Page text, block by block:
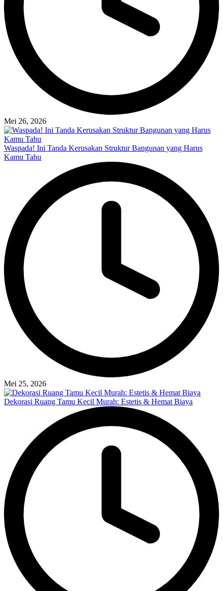
Mei 26, 2026
Waspada! Ini Tanda Kerusakan Struktur Bangunan yang Harus
Kamu Tahu
Mei 25, 2026
Dekorasi Ruang Tamu Kecil Murah: Estetis & Hemat Biaya